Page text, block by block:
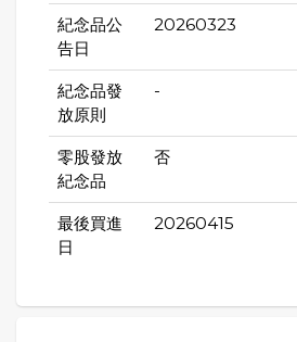
紀念品公
告日
20260323
紀念品發
放原則
-
零股發放
紀念品
否
最後買進
日
20260415